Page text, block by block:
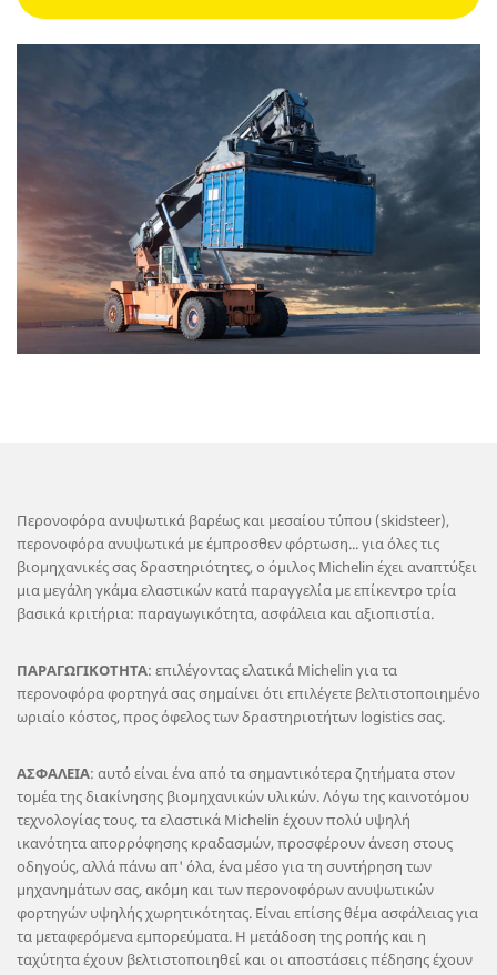
Περονοφόρα ανυψωτικά βαρέως και μεσαίου τύπου (skidsteer),
περονοφόρα ανυψωτικά με έμπροσθεν φόρτωση... για όλες τις
βιομηχανικές σας δραστηριότητες, ο όμιλος Michelin έχει αναπτύξει
μια μεγάλη γκάμα ελαστικών κατά παραγγελία με επίκεντρο τρία
βασικά κριτήρια: παραγωγικότητα, ασφάλεια και αξιοπιστία.
ΠΑΡΑΓΩΓΙΚΟΤΗΤΑ: επιλέγοντας ελατικά Michelin για τα
περονοφόρα φορτηγά σας σημαίνει ότι επιλέγετε βελτιστοποιημένο
ωριαίο κόστος, προς όφελος των δραστηριοτήτων logistics σας.
ΑΣΦΑΛΕΙΑ: αυτό είναι ένα από τα σημαντικότερα ζητήματα στον
τομέα της διακίνησης βιομηχανικών υλικών. Λόγω της καινοτόμου
τεχνολογίας τους, τα ελαστικά Michelin έχουν πολύ υψηλή
ικανότητα απορρόφησης κραδασμών, προσφέρουν άνεση στους
οδηγούς, αλλά πάνω απ' όλα, ένα μέσο για τη συντήρηση των
μηχανημάτων σας, ακόμη και των περονοφόρων ανυψωτικών
φορτηγών υψηλής χωρητικότητας. Είναι επίσης θέμα ασφάλειας για
τα μεταφερόμενα εμπορεύματα. Η μετάδοση της ροπής και η
ταχύτητα έχουν βελτιστοποιηθεί και οι αποστάσεις πέδησης έχουν